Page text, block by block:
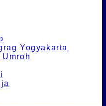
Yogyakarta